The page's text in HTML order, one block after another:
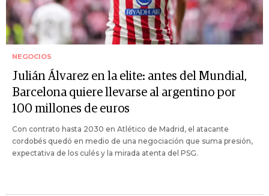
NEGOCIOS
Julián Álvarez en la elite: antes del Mundial,
Barcelona quiere llevarse al argentino por
100 millones de euros
Con contrato hasta 2030 en Atlético de Madrid, el atacante
cordobés quedó en medio de una negociación que suma presión,
expectativa de los culés y la mirada atenta del PSG.